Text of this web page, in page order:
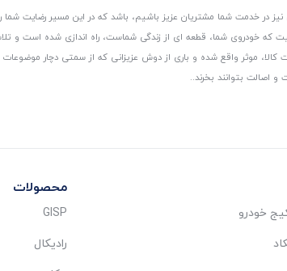
در خدمت شما مشتریان عزیز باشیم، باشد که در این مسیر رضایت شما
که خودروی شما، قطعه ای از زندگی شماست، راه اندازی شده است و
موثر واقع شده و باری از دوش عزیزانی که از سمتی دچار
اصالت بتوانند بخرند..
خودرو
محصولات
GISP
رادیکال